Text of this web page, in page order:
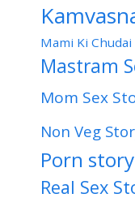
Mami Ki
Mastram
Mom Sex
Non Veg
Porn
Real Sex